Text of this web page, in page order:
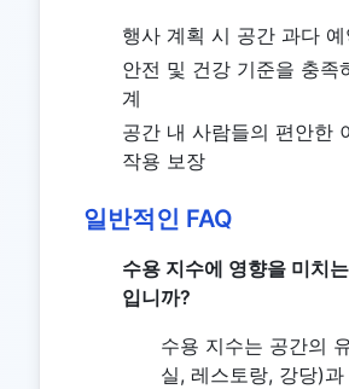
행사 계획 시 공간 과다 예
안전 및 건강 기준을 충족
계
공간 내 사람들의 편안한
작용 보장
일반적인 FAQ
수용 지수에 영향을 미치
입니까?
수용 지수는 공간의
실, 레스토랑, 강당)